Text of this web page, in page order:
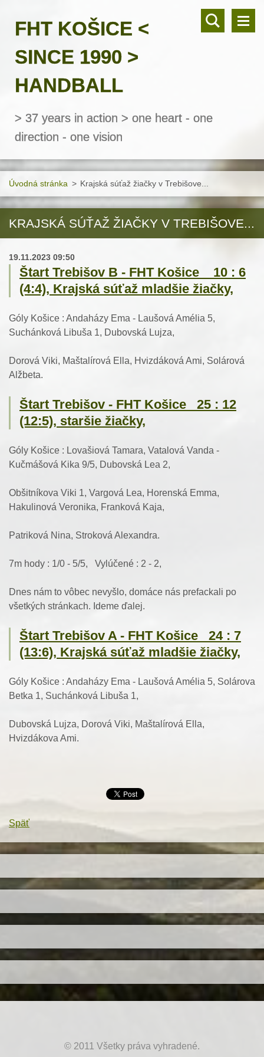
FHT KOŠICE <
SINCE 1990 >
HANDBALL
> 37 years in action > one heart - one
direction - one vision
Úvodná stránka > Krajská súťaž žiačky v Trebišove...
KRAJSKÁ SÚŤAŽ ŽIAČKY V TREBIŠOVE...
19.11.2023 09:50
Štart Trebišov B - FHT Košice 10 : 6
(4:4), Krajská súťaž mladšie žiačky,
Góly Košice : Andaházy Ema - Laušová Amélia 5,
Suchánková Libuša 1, Dubovská Lujza,
Dorová Viki, Maštalírová Ella, Hvizdáková Ami, Solárová
Alžbeta.
Štart Trebišov - FHT Košice 25 : 12
(12:5), staršie žiačky,
Góly Košice : Lovašiová Tamara, Vatalová Vanda -
Kučmášová Kika 9/5, Dubovská Lea 2,
Obšitníkova Viki 1, Vargová Lea, Horenská Emma,
Hakulinová Veronika, Franková Kaja,
Patriková Nina, Stroková Alexandra.
7m hody : 1/0 - 5/5, Vylúčené : 2 - 2,
Dnes nám to vôbec nevyšlo, domáce nás prefackali po
všetkých stránkach. Ideme ďalej.
Štart Trebišov A - FHT Košice 24 : 7
(13:6), Krajská súťaž mladšie žiačky,
Góly Košice : Andaházy Ema - Laušová Amélia 5, Solárova
Betka 1, Suchánková Libuša 1,
Dubovská Lujza, Dorová Viki, Maštalírová Ella,
Hvizdákova Ami.
Späť
© 2011 Všetky práva vyhradené.